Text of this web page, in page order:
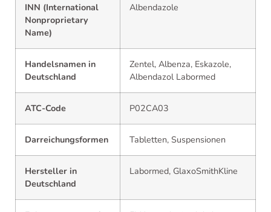
INN (International
Nonproprietary
Name)
Albendazole
Handelsnamen in
Deutschland
Zentel, Albenza, Eskazole,
Albendazol Labormed
ATC-Code P02CA03
Darreichungsformen Tabletten, Suspensionen
Hersteller in
Deutschland
Labormed, GlaxoSmithKline